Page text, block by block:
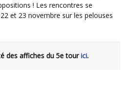
! Les rencontres se
et 23 novembre sur les pelouses
des affiches du 5e tourici.